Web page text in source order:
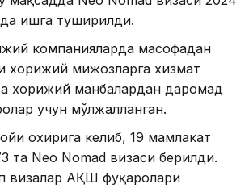
ишга туширилди.
компанияларда масофадан
хорижий мижозларга хизмат
хорижий манбалардан даромад
учун мўлжалланган.
охирига келиб, 19 мамлакат
та Neo Nomad визаси берилди.
визалар АҚШ фуқаролари